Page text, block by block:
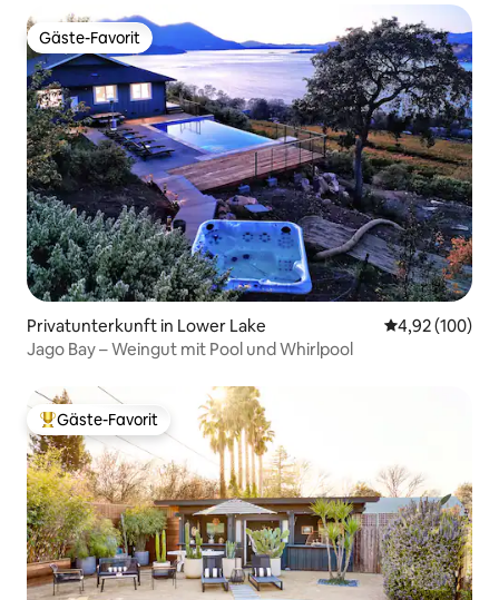
Gäste-Favorit
Gäste-Favorit
Privatunterkunft in Lower Lake
4,92 (100)
Jago Bay – Weingut mit Pool und Whirlpool
Beliebter Gäste-Favorit.
Gäste-Favorit